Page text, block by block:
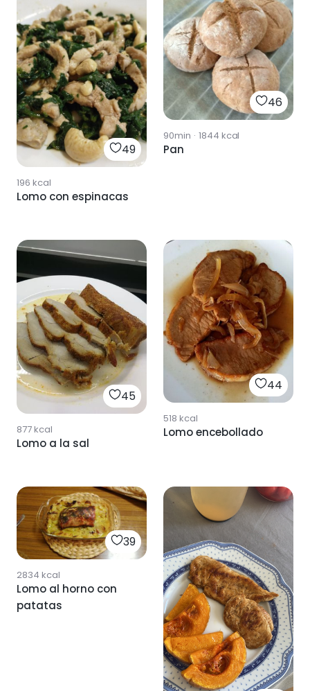
49
196 kcal
Lomo con espinacas
46
90min · 1844 kcal
Pan
45
877kcal
Lomo a la sal
44
518 kcal
Lomo encebollado
39
2834 kcal
Lomo al horno con
patatas